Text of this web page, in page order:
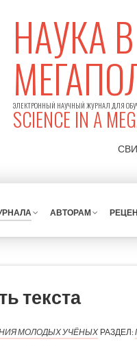
НАУКА В
ЭЛЕКТРОННЫЙ НАУЧНЫЙ ЖУРНАЛ ДЛЯ
SCIENCE IN A
АВТОРАМ
текста
МОЛОДЫХ УЧЁНЫХ РАЗДЕЛ: